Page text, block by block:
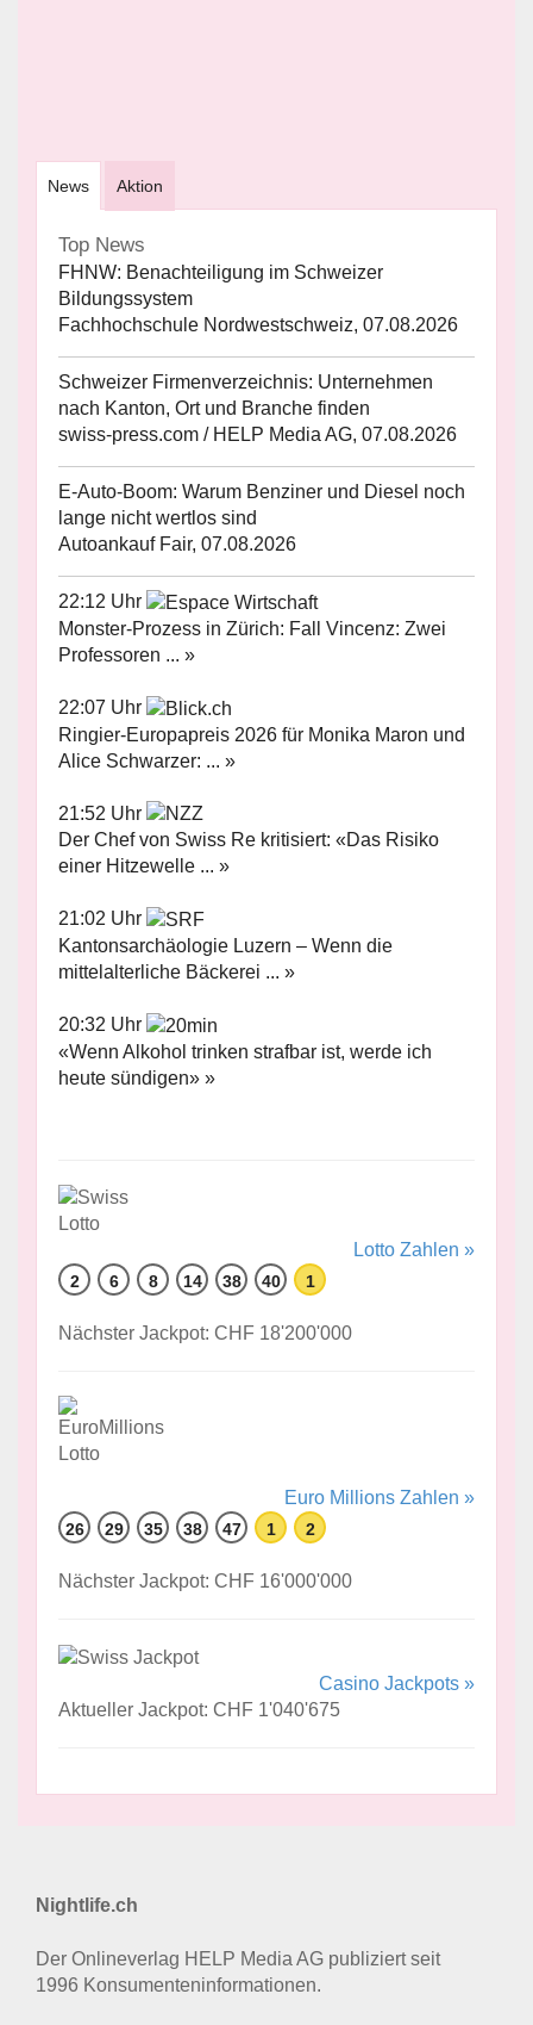
News Aktion
Top News
FHNW: Benachteiligung im Schweizer
Bildungssystem
Fachhochschule Nordwestschweiz, 07.08.2026
Schweizer Firmenverzeichnis: Unternehmen
nach Kanton, Ort und Branche finden
swiss-press.com / HELP Media AG, 07.08.2026
E-Auto-Boom: Warum Benziner und Diesel noch
lange nicht wertlos sind
Autoankauf Fair, 07.08.2026
22:12 Uhr
Monster-Prozess in Zürich: Fall Vincenz: Zwei
Professoren ... »
22:07 Uhr
Ringier-Europapreis 2026 für Monika Maron und
Alice Schwarzer: ... »
21:52 Uhr
Der Chef von Swiss Re kritisiert: «Das Risiko
einer Hitzewelle ... »
21:02 Uhr
Kantonsarchäologie Luzern – Wenn die
mittelalterliche Bäckerei ... »
20:32 Uhr
«Wenn Alkohol trinken strafbar ist, werde ich
heute sündigen» »
Lotto Zahlen »
2 6 8 14 38 40 1
Nächster Jackpot: CHF 18'200'000
Euro Millions Zahlen »
26 29 35 38 47 1 2
Nächster Jackpot: CHF 16'000'000
Casino Jackpots »
Aktueller Jackpot: CHF 1'040'675
Nightlife.ch
Der Onlineverlag HELP Media AG publiziert seit
1996 Konsumenten­informationen.